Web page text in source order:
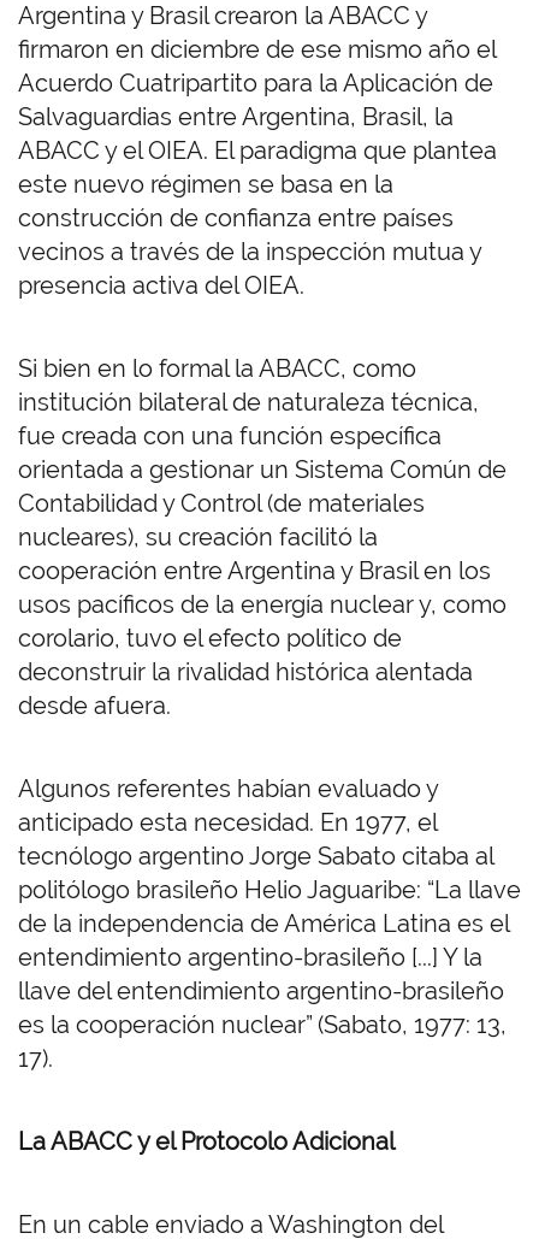
Argentina y Brasil crearon la ABACC y
firmaron en diciembre de ese mismo año el
Acuerdo Cuatripartito para la Aplicación de
Salvaguardias entre Argentina, Brasil, la
ABACC y el OIEA. El paradigma que plantea
este nuevo régimen se basa en la
construcción de confianza entre países
vecinos a través de la inspección mutua y
presencia activa del OIEA.
Si bien en lo formal la ABACC, como
institución bilateral de naturaleza técnica,
fue creada con una función específica
orientada a gestionar un Sistema Común de
Contabilidad y Control (de materiales
nucleares), su creación facilitó la
cooperación entre Argentina y Brasil en los
usos pacíficos de la energía nuclear y, como
corolario, tuvo el efecto político de
deconstruir la rivalidad histórica alentada
desde afuera.
Algunos referentes habían evaluado y
anticipado esta necesidad. En 1977, el
tecnólogo argentino Jorge Sabato citaba al
politólogo brasileño Helio Jaguaribe: “La llave
de la independencia de América Latina es el
entendimiento argentino-brasileño [...] Y la
llave del entendimiento argentino-brasileño
es la cooperación nuclear” (Sabato, 1977: 13,
17).
La ABACC y el Protocolo Adicional
En un cable enviado a Washington del